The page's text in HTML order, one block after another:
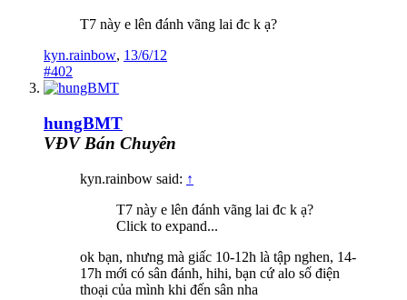
T7 này e lên đánh vãng lai đc k ạ?
kyn.rainbow, 13/6/12
#402
hungBMT
VĐV Bán Chuyên
kyn.rainbow said: ↑
T7 này e lên đánh vãng lai đc k ạ?
Click to expand...
ok bạn, nhưng mà giấc 10-12h là tập nghen, 14-
17h mới có sân đánh, hihi, bạn cứ alo số điện
thoại của mình khi đến sân nha